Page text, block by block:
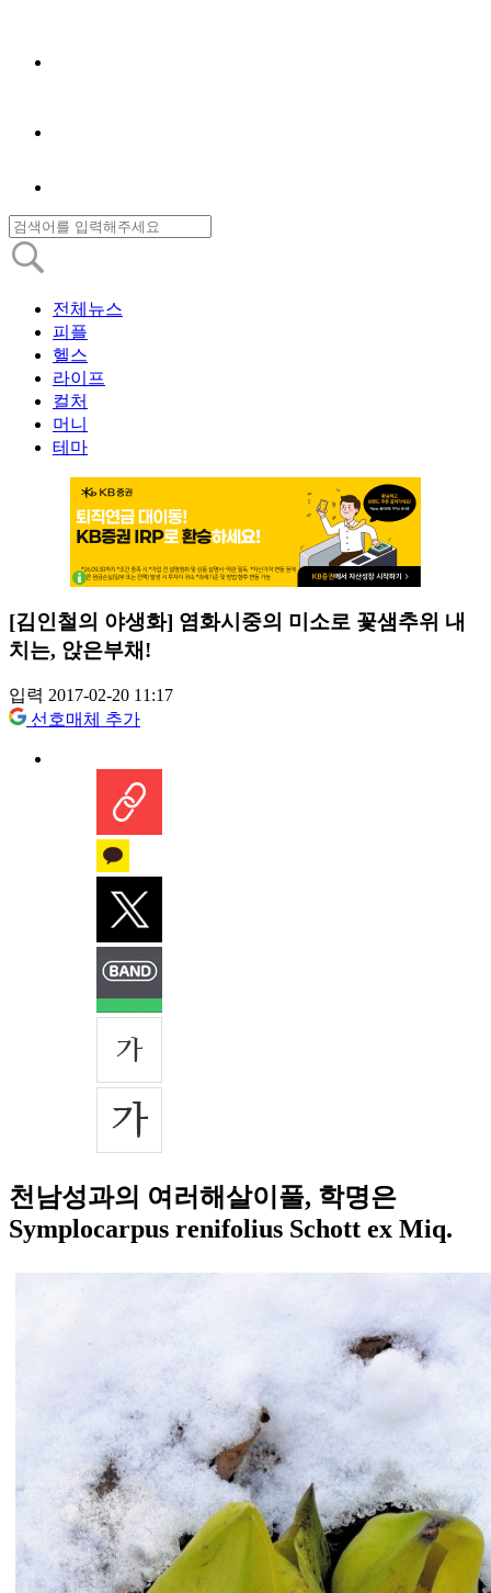
전체뉴스
피플
헬스
라이프
컬처
머니
테마
[김인철의 야생화] 염화시중의 미소로 꽃샘추위 내
치는, 앉은부채!
입력 2017-02-20 11:17
선호매체 추가
천남성과의 여러해살이풀, 학명은
Symplocarpus renifolius Schott ex Miq.